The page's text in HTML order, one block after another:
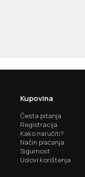
Kupovina
Česta pitanja
Registracija
Kako naručiti?
Način plaćanja
Sigurnost
Uslovi korištenja